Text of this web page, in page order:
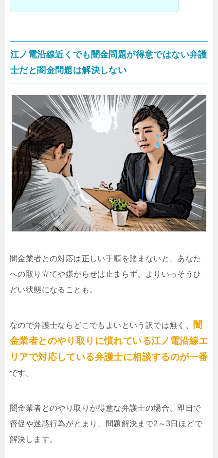
江ノ電沿線近くでも闇金問題が得意ではない弁護
士だと闇金問題は解決しない
闇金業者との対応は正しい手順を踏まないと、あなた
への取り立てや嫌がらせは止まらず、よりいっそうひ
どい状態になることも。
なので弁護士ならどこでもよいという訳では無く、
闇
金業者とのやり取りに慣れている江ノ電沿線エ
リアで対応している弁護士に相談するのが一番
です。
闇金業者とのやり取りが得意な弁護士の場合、即日で
督促や迷惑行為がとまり、問題解決まで2～3日ほどで
解決します。